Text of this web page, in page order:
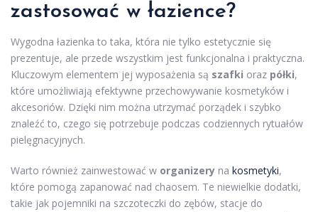
zastosować w łazience?
Wygodna łazienka to taka, która nie tylko estetycznie się
prezentuje, ale przede wszystkim jest funkcjonalna i praktyczna.
Kluczowym elementem jej wyposażenia są szafki oraz półki,
które umożliwiają efektywne przechowywanie kosmetyków i
akcesoriów. Dzięki nim można utrzymać porządek i szybko
znaleźć to, czego się potrzebuje podczas codziennych rytuałów
pielęgnacyjnych.
Warto również zainwestować w organizery na kosmetyki,
które pomogą zapanować nad chaosem. Te niewielkie dodatki,
takie jak pojemniki na szczoteczki do zębów, stacje do